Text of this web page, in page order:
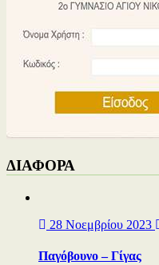
ΔΙΑΦΟΡΑ
28 Νοεμβρίου 2023
Παγόβουνο – Γίγας